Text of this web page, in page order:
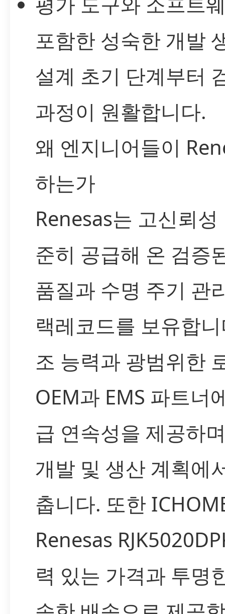
포함한 성숙한 개발
설계 초기 단계부터
과정이 원활합니다.
왜 엔지니어들이
하는가
Renesas는 고신뢰
준히 공급해 온 검증
품질과 수명 주기 관
랙레코드를 보유합
조 능력과 광범위한
OEM과 EMS 파트너
급 연속성을 제공하
개발 및 생산 계획에
춥니다. 또한
Renesas
력 있는 가격과 투명